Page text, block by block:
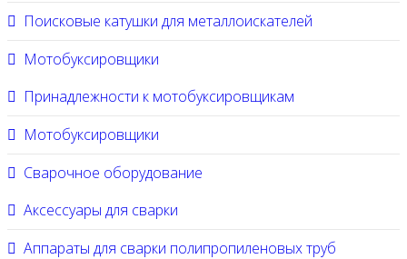
Поисковые катушки для металлоискателей
Мотобуксировщики
Принадлежности к мотобуксировщикам
Мотобуксировщики
Сварочное оборудование
Аксессуары для сварки
Аппараты для сварки полипропиленовых труб